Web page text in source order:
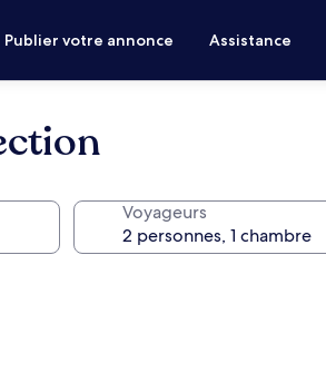
Publier votre annonce Assistance
Voyageurs